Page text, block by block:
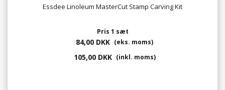
Essdee Linoleum MasterCut Stamp Carving Kit
Pris 1 sæt
84,00 DKK (eks. moms)
105,00 DKK (inkl. moms)